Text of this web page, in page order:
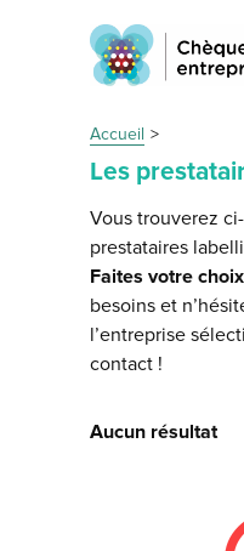
Accueil
Les
Vous trouverez
prestataires
Faites votre choix
besoins et
l’entreprise
contact !
Aucun résultat